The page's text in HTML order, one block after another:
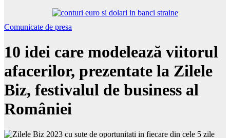
Comunicate de presa
10 idei care modelează viitorul
afacerilor, prezentate la Zilele
Biz, festivalul de business al
României